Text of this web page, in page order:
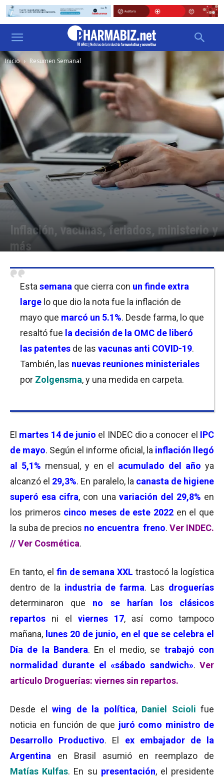
Inicio Resumen Semanal
Inflación, vacunas, feriados, ministerio y
más
Esta semana que cierra con un finde extra
large lo que dio la nota fue la inflación de
mayo que marcó un 5.1%. Desde farma, lo que
resaltó fue la decisión de la OMC de liberó
las patentes de las vacunas anti COVID-19.
También, las nuevas reuniones ministeriales
por Zolgensma, y una medida en carpeta.
El martes 14 de junio el INDEC dio a conocer el IPC
de mayo. Según el informe oficial, la inflación llegó
al 5,1% mensual, y en el acumulado del año ya
alcanzó el 29,3%. En paralelo, la canasta de higiene
superó esa cifra, con una variación del 29,8% en
los primeros cinco meses de este 2022 en el que
la suba de precios no encuentra freno. Ver INDEC.
//Ver Cosmética.
En tanto, el fin de semana XXL trastocó la logística
dentro de la industria de farma. Las droguerías
determinaron que no se harían los clásicos
repartos ni el viernes 17, así como tampoco
mañana, lunes 20 de junio, en el que se celebra el
Día de la Bandera. En el medio, se trabajó con
normalidad durante el «sábado sandwich».Ver
artículo Droguerías: viernes sin repartos.
Desde el wing de la política,Daniel Scioli fue
noticia en función de que juró como ministro de
Desarrollo Productivo. El
ex embajador de la
Argentina
en Brasil asumió en reemplazo de
Matías Kulfas. En su presentación, el presidente